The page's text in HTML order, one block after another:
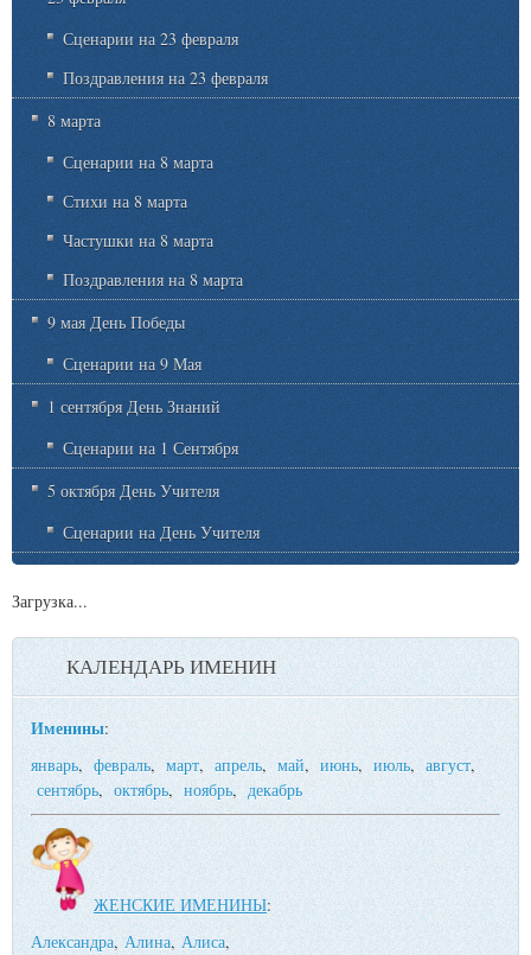
Сценарии на 23 февраля
Поздравления на 23 февраля
8 марта
Сценарии на 8 марта
Стихи на 8 марта
Частушки на 8 марта
Поздравления на 8 марта
9 мая День Победы
Сценарии на 9 Мая
1 сентября День Знаний
Сценарии на 1 Сентября
5 октября День Учителя
Сценарии на День Учителя
Загрузка...
КАЛЕНДАРЬ ИМЕНИН
Именины:
январь, февраль, март, апрель,май, июнь, июль,август,
сентябрь,октябрь, ноябрь,декабрь
ЖЕНСКИЕ ИМЕНИНЫ:
Александра,Алина,Алиса,